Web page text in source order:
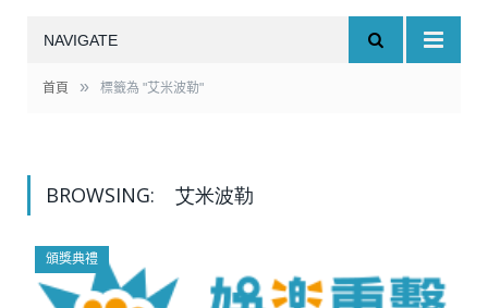
NAVIGATE
首頁 » 標籤為 "艾米波勒"
BROWSING: 艾米波勒
頒獎典禮